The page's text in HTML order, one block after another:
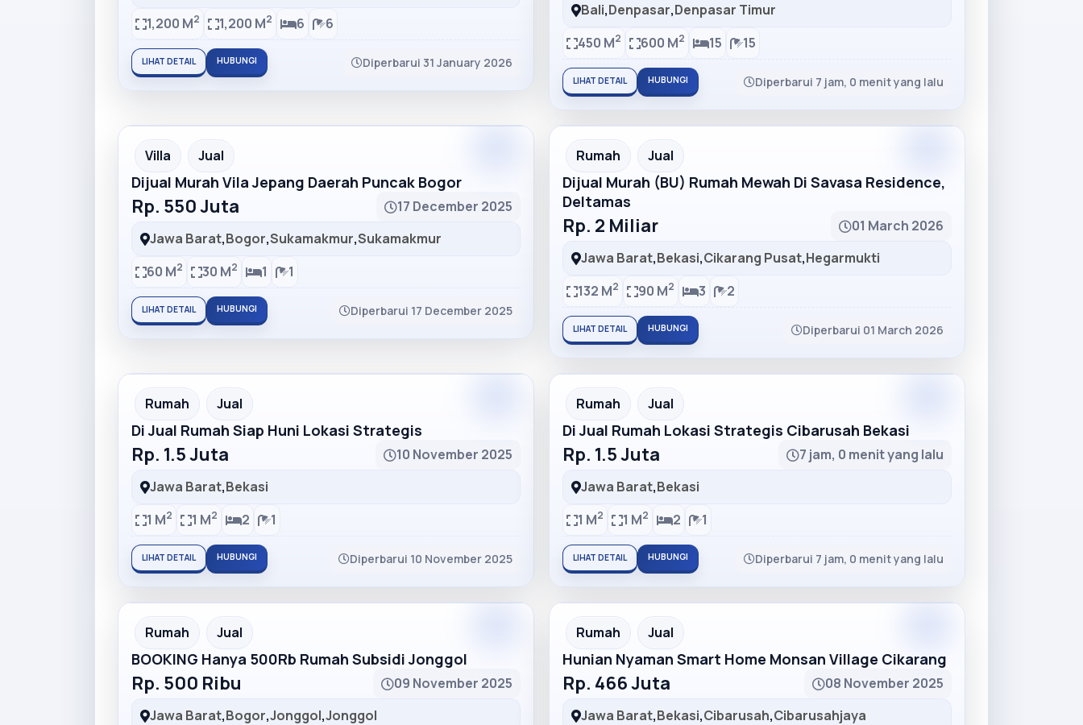
1,200 M2 1,200 M2 6 6
LIHAT DETAIL HUBUNGI Diperbarui 31 January 2026
Bali,Denpasar,Denpasar Timur
450 M2 600 M2 15 15
LIHAT DETAIL HUBUNGI Diperbarui 7 jam, 0 menit yang lalu
Partner Ad
Villa Jual
Dijual Murah Vila Jepang Daerah Puncak Bogor
Rp. 550 Juta
17 December 2025
Jawa Barat,Bogor,Sukamakmur,Sukamakmur
60 M2 30 M2 1 1
LIHAT DETAIL HUBUNGI Diperbarui 17 December 2025
Partner Ad
Rumah Jual
Dijual Murah (BU) Rumah Mewah Di Savasa Residence,
Deltamas
Rp. 2 Miliar
01 March 2026
Jawa Barat,Bekasi,Cikarang Pusat,Hegarmukti
132 M2 90 M2 3 2
LIHAT DETAIL HUBUNGI Diperbarui 01 March 2026
Partner Ad
Rumah Jual
Di Jual Rumah Siap Huni Lokasi Strategis
Rp. 1.5 Juta
10 November 2025
Jawa Barat,Bekasi
1 M2 1 M2 2 1
LIHAT DETAIL HUBUNGI Diperbarui 10 November 2025
Partner Ad
Rumah Jual
Di Jual Rumah Lokasi Strategis Cibarusah Bekasi
Rp. 1.5 Juta
7 jam, 0 menit yang lalu
Jawa Barat,Bekasi
1 M2 1 M2 2 1
LIHAT DETAIL HUBUNGI Diperbarui 7 jam, 0 menit yang lalu
Partner Ad
Rumah Jual
BOOKING Hanya 500Rb Rumah Subsidi Jonggol
Rp. 500 Ribu
09 November 2025
Jawa Barat,Bogor,Jonggol,Jonggol
Partner Ad
Rumah Jual
Hunian Nyaman Smart Home Monsan Village Cikarang
Rp. 466 Juta
08 November 2025
Jawa Barat,Bekasi,Cibarusah,Cibarusahjaya